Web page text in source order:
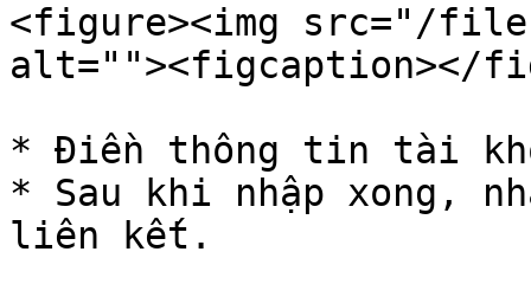
<figure><img src="/files/
alt=""><figcaption></
* Điền thông tin tài
* Sau khi nhập xong,
liên kết.